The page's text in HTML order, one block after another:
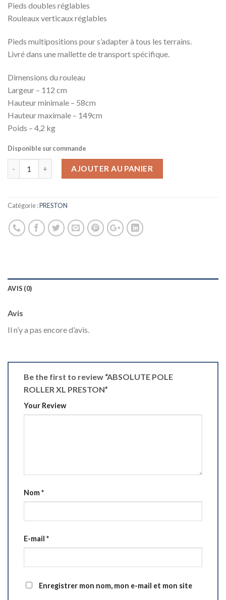
Pieds doubles réglables
Rouleaux verticaux réglables
Pieds multipositions pour s’adapter à tous les terrains.
Livré dans une mallette de transport spécifique.
Dimensions du rouleau
Largeur – 112 cm
Hauteur minimale – 58cm
Hauteur maximale – 149cm
Poids – 4,2 kg
Disponible sur commande
AJOUTER AU PANIER
Catégorie :PRESTON
AVIS (0)
Avis
Il n’y a pas encore d’avis.
Be the first to review “ABSOLUTE POLE
ROLLER XL PRESTON”
Your Review
Nom*
E-mail *
Enregistrer mon nom, mon e-mail et mon site